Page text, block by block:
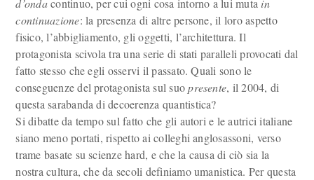
d’ondacontinuo, per cui ogni cosa intorno a lui muta in
continuazione: la presenza di altre persone, il loro aspetto
fisico, l’abbigliamento, gli oggetti, l’architettura. Il
protagonista scivola tra una serie di stati paralleli provocati dal
fatto stesso che egli osservi il passato. Quali sono le
conseguenze del protagonista sul suopresente, il 2004, di
questa sarabanda di decoerenza quantistica?
Si dibatte da tempo sul fatto che gli autori e le autrici italiane
siano meno portati, rispetto ai colleghi anglosassoni, verso
trame basate su scienze hard, e che la causa di ciò sia la
nostra cultura, che da secoli definiamo umanistica. Per questa